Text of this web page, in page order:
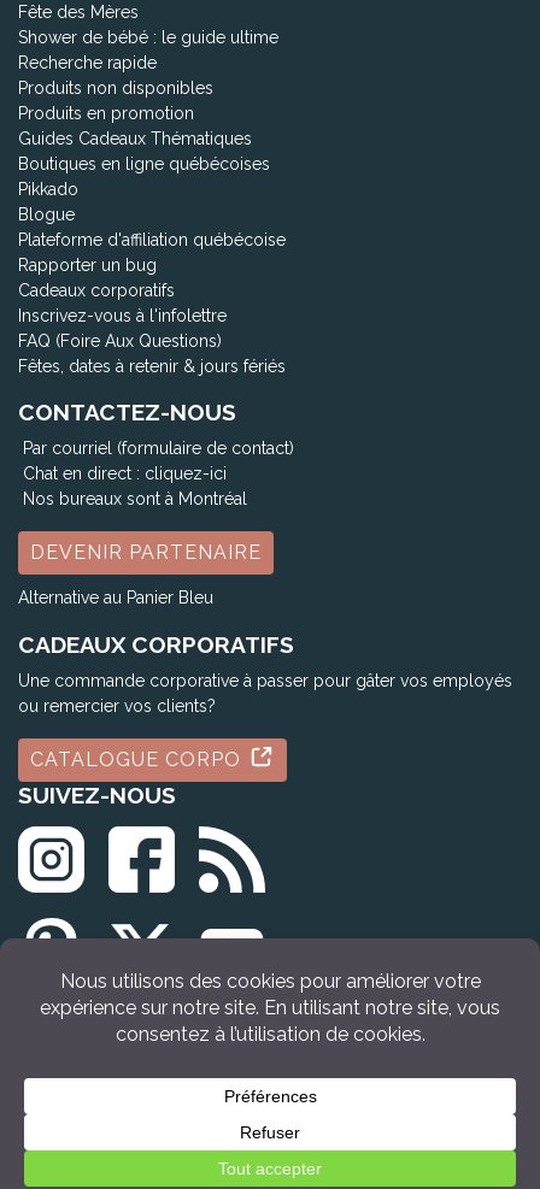
ACHETERMAINTENANT
Fête des Mères
Shower de bébé : le guide ultime
Recherche rapide
Produits non disponibles
Produits en promotion
Guides Cadeaux Thématiques
Boutiques en ligne québécoises
Pikkado
Blogue
Plateforme d'affiliation québécoise
Rapporter un bug
Cadeaux corporatifs
Inscrivez-vous à l'infolettre
FAQ (Foire Aux Questions)
Fêtes, dates à retenir & jours fériés
CONTACTEZ-NOUS
Par courriel (formulaire de contact)
Chat en direct : cliquez-ici
Nos bureaux sont à Montréal
DEVENIR PARTENAIRE
Alternative au Panier Bleu
CADEAUX CORPORATIFS
Une commande corporative à passer pour gâter vos employés
ou remercier vos clients?
CATALOGUE CORPO
SUIVEZ-NOUS
© Tous droits réservés Idée Cadeau Québec (2009 - 2026)
Retour en haut